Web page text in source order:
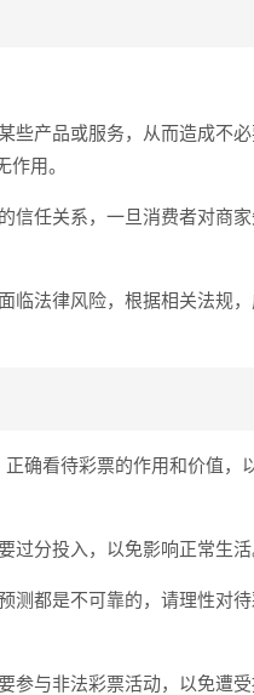
些产品或服务，从而造成不
作用。
信任关系，一旦消费者对商
临法律风险，根据相关法规
确看待彩票的作用和价值，
过分投入，以免影响正常生活
测都是不可靠的，请理性对
与非法彩票活动，以免遭受